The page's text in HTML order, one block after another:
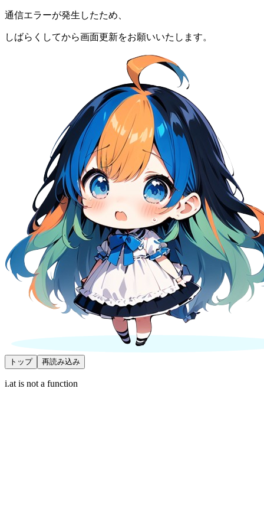
通信エラーが発生したため、
しばらくしてから画面更新をお願いいたします。
トップ 再読み込み
i.at is not a function